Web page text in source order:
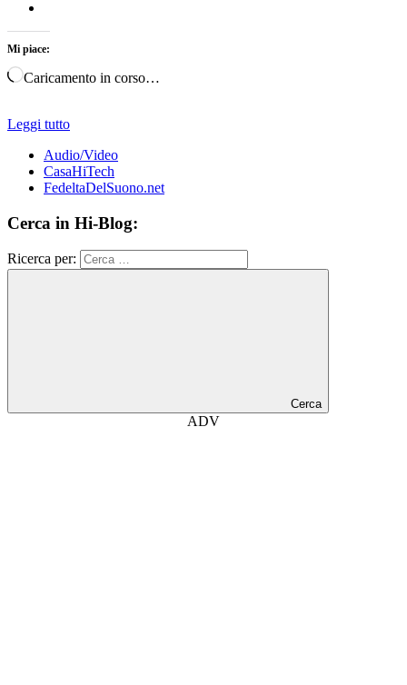
Mi piace:
Caricamento in corso…
Leggi tutto
Audio/Video
CasaHiTech
FedeltaDelSuono.net
Cerca in Hi-Blog:
Ricerca per:
Cerca
ADV